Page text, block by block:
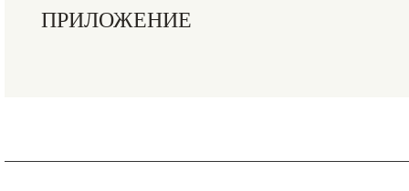
ПРИЛОЖЕНИЕ